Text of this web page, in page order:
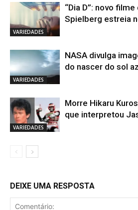
VARIEDADES
“Dia D”: novo
Spielberg estreia
VARIEDADES
NASA divulga
do nascer do sol
VARIEDADES
Morre Hikaru
que interpretou
DEIXE UMA RESPOSTA